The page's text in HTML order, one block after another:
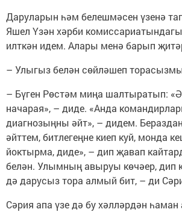
Даруларын һәм белешмәсен үзенә
Яшел Үзән хәрби
илткән идем. Алары менә барып
– Улыгыз белән сөйләшеп
– Бүген Рөстәм миңа шалтыратып:
начарая», – диде. «Анда
диагнозыңны әйт», – дидем.
әйттем, битлегеңне киеп куй, монда
йоктырма, диде», – дип җавап
белән. Улымның авыруы көчәер, дип
дә дарусыз тора алмый бит, – ди
Сәрия апа үзе дә бу хәлләрдән